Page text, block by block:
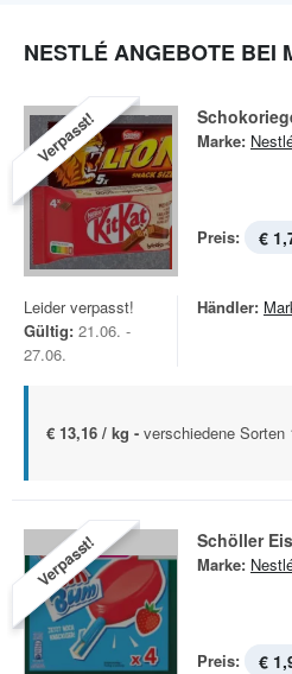
NESTLÉ ANGEBOTE BEI
Verpasst! Marke:
Preis: €
Leider verpasst!
Gültig: 21.06. -
27.06.
Händler:
€ 13,16 / kg - verschiedene Sorten
Verpasst! Schöller Eis
Marke:
Preis: €